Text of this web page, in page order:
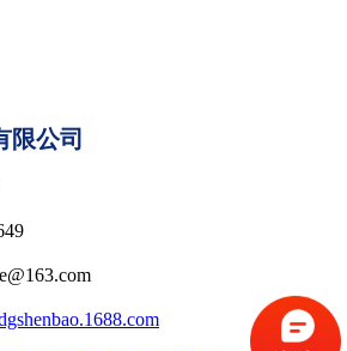
限公司